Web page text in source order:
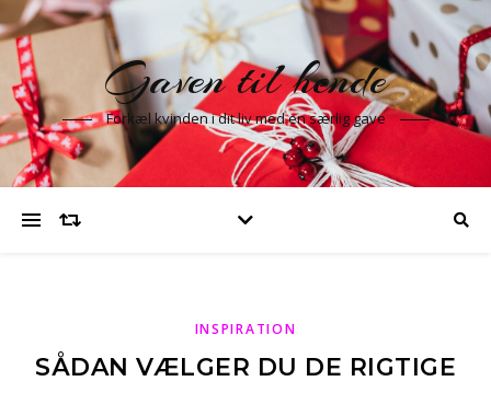
Gaven til hende
Forkæl kvinden i dit liv med en særlig gave
INSPIRATION
SÅDAN VÆLGER DU DE RIGTIGE